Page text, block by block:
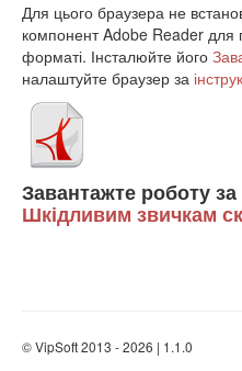
Для цього браузера не
компонент Adobe Reader для
форматі. Інсталюйте його
налаштуйте браузер за
Завантажте роботу
Шкідливим звичкам
© VipSoft 2013 - 2026 | 1.1.0